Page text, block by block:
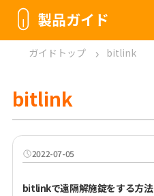
製品ガイド
ガイドトップ bitlink
bitlink
2022-07-05
bitlinkで遠隔解施錠をする方法